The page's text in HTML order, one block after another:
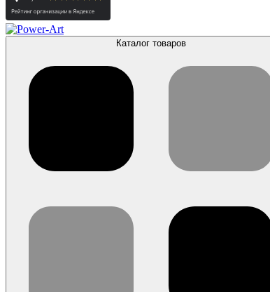
Каталог товаров